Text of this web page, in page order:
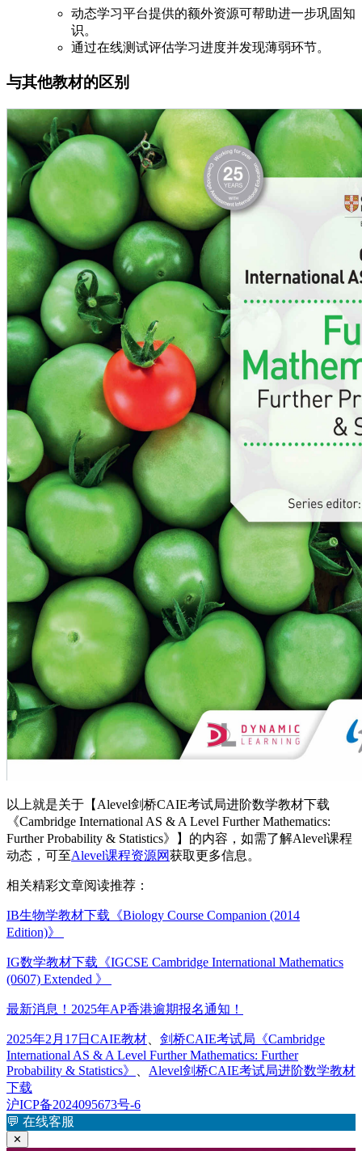
动态学习平台提供的额外资源可帮助进一步巩固知
识。
通过在线测试评估学习进度并发现薄弱环节。
与其他教材的区别
以上就是关于【Alevel剑桥CAIE考试局进阶数学教材下载
《Cambridge International AS & A Level Further Mathematics:
Further Probability & Statistics》】的内容，如需了解Alevel课程
动态，可至Alevel课程资源网获取更多信息。
相关精彩文章阅读推荐：
IB生物学教材下载《Biology Course Companion (2014
Edition)》
IG数学教材下载《IGCSE Cambridge International Mathematics
(0607) Extended 》
最新消息！2025年AP香港逾期报名通知！
发
布
于
2025年2月17日 分
类
CAIE教材 剑桥CAIE考试局 标
签
《Cambridge
International AS & A Level Further Mathematics: Further
Probability & Statistics》
Alevel剑桥CAIE考试局进阶数学教材
下载
沪ICP备2024095673号-6
💬 在线客服
✕